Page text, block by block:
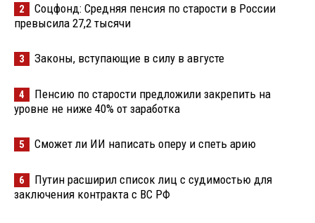
2
Соцфонд: Средняя пенсия по старости в России
превысила 27,2 тысячи
3 Законы, вступающие в силу в августе
4
Пенсию по старости предложили закрепить на
уровне не ниже 40% от заработка
5 Сможет ли ИИ написать оперу и спеть арию
6
Путин расширил список лиц с судимостью для
заключения контракта с ВС РФ